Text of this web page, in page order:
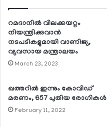
റമദാനില്‍ വിലക്കയറ്റം
നിയന്ത്രിക്കുവാന്‍
നടപടികളുമായി വാണിജ്യ,
വ്യവസായ മന്ത്രാലയം
March 23, 2023
ഖത്തറില്‍ ഇന്നും കോവിഡ്
മരണം, 657 പുതിയ രോഗികള്‍
February 11, 2022